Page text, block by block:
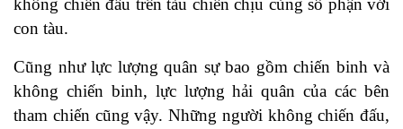
không chiến đấu trên tàu chiến chịu cùng số phận với
con tàu.
Cũng như lực lượng quân sự bao gồm chiến binh và
không chiến binh, lực lượng hải quân của các bên
tham chiến cũng vậy. Những người không chiến đấu,